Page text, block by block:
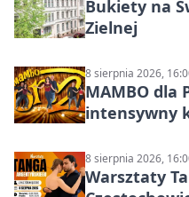
Bukiety na
Zielnej
8 sierpnia 2026,
MAMBO dla
intensywny
8 sierpnia 2026,
Warsztaty